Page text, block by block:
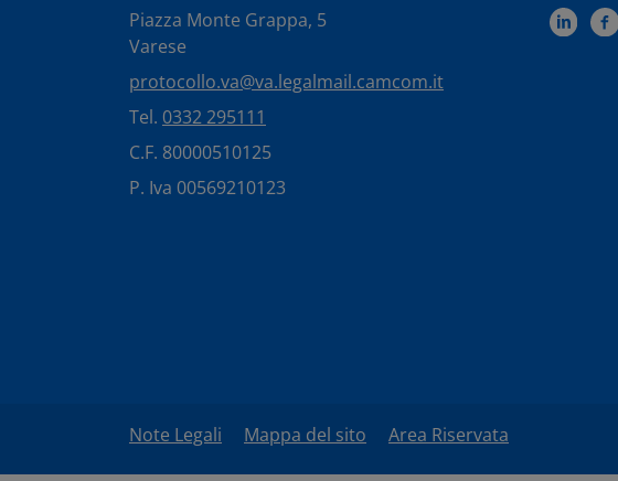
Piazza Monte Grappa, 5
Varese
protocollo.va@va.legalmail.camcom.it
Tel. 0332 295111
C.F. 80000510125
P. Iva 00569210123
Note Legali Mappa del sito Area Riservata